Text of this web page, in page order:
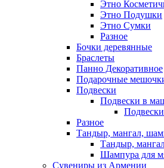
Этно
Этно Подушки
Этно Сумки
Разное
Бочки деревянные
Браслеты
Панно Декоративное
Подарочные
Подвески
Подвески в
Разное
Тандыр, мангал,
Тандыр,
Шампура для
Сувениры из Армении